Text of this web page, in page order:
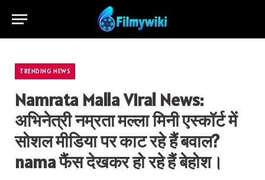
TRENDING NEWS
Namrata Malla Viral News:
अभिनेत्री नम्रता मल्ला मिनी एस्कॉर्ट में
सोशल मीडिया पर काट रहे हैं बवाल?
nama फैंस देखकर हो रहे हैं बेहोश।